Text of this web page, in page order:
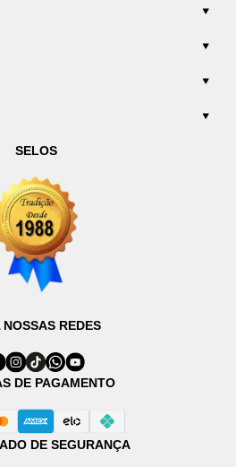
SELOS
NOSSAS REDES
DE PAGAMENTO
DE SEGURANÇA